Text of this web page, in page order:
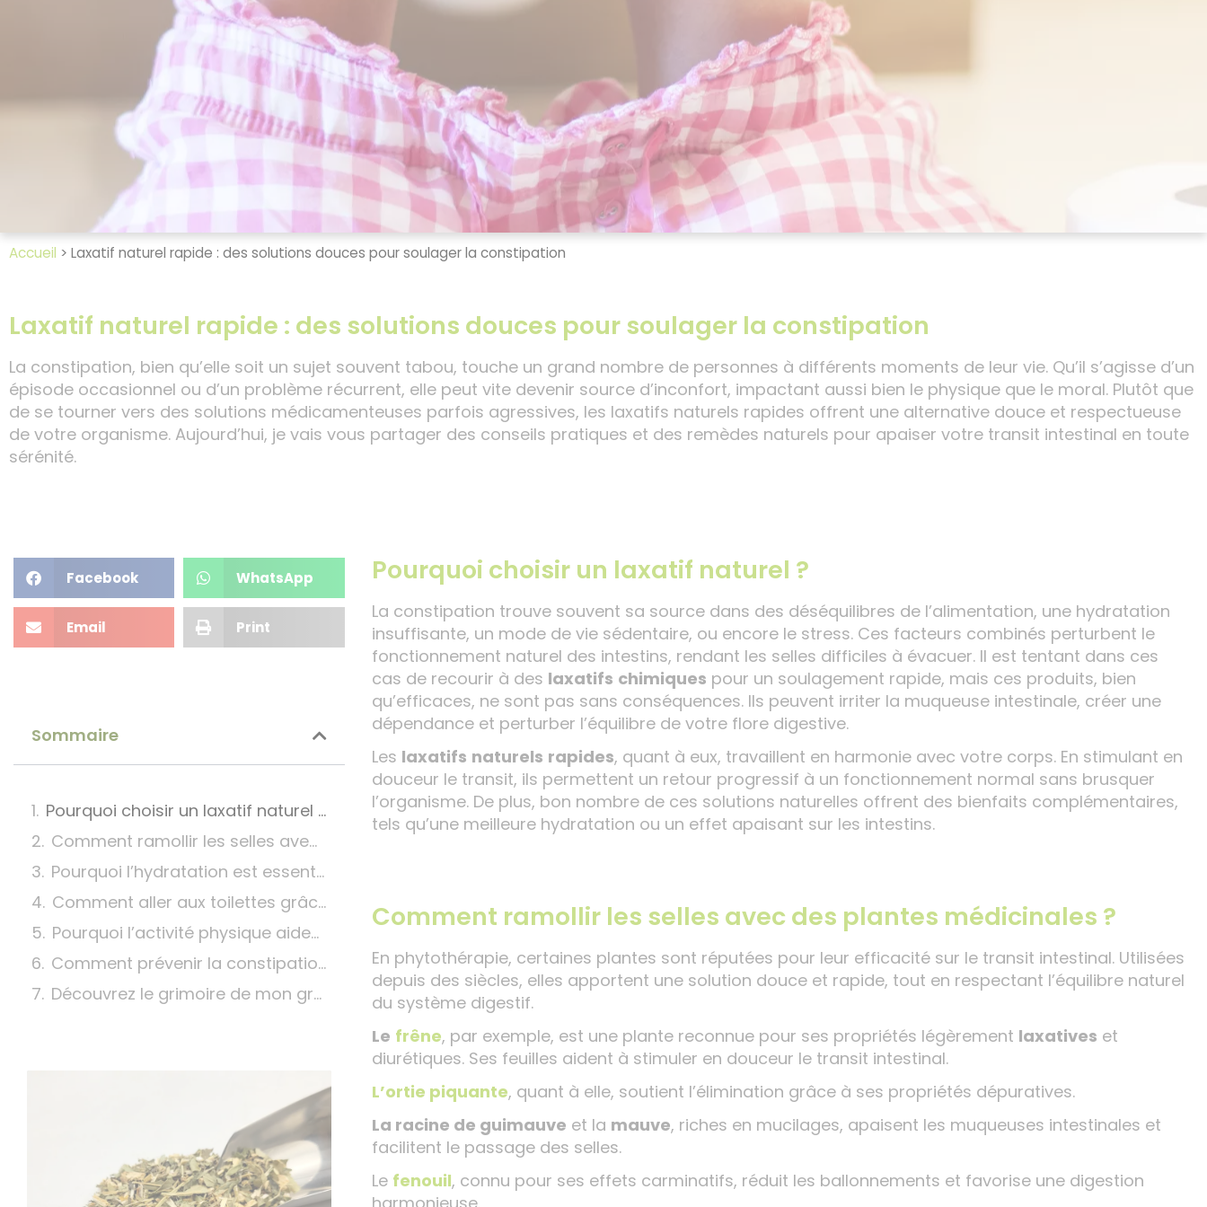
Accueil > Laxatif naturel rapide : des solutions douces pour soulager la constipation
Laxatif naturel rapide : des solutions douces pour soulager la constipation
La constipation, bien qu’elle soit un sujet souvent tabou, touche un grand nombre de personnes à différents moments de leur vie. Qu’il s’agisse d’un
épisode occasionnel ou d’un problème récurrent, elle peut vite devenir source d’inconfort, impactant aussi bien le physique que le moral. Plutôt que
de se tourner vers des solutions médicamenteuses parfois agressives, les laxatifs naturels rapides offrent une alternative douce et respectueuse
de votre organisme. Aujourd’hui, je vais vous partager des conseils pratiques et des remèdes naturels pour apaiser votre transit intestinal en toute
sérénité.
Facebook WhatsApp
Email Print
Sommaire
Pourquoi choisir un laxatif naturel ?
Comment ramollir les selles avec des plantes médicinales ?
Pourquoi l’hydratation est essentielle ?
Comment aller aux toilettes grâce à un remède de grand-mère comme les pruneaux ?
Pourquoi l’activité physique aide-t-elle à déclencher les selles ?
Comment prévenir la constipation avec une hygiène de vie bienveillante ?
Découvrez le grimoire de mon grand-père pour tout savoir sur les plantes, mes recettes et bien plus encore !
Pourquoi choisir un laxatif naturel ?
La constipation trouve souvent sa source dans des déséquilibres de l’alimentation, une hydratation
insuffisante, un mode de vie sédentaire, ou encore le stress. Ces facteurs combinés perturbent le
fonctionnement naturel des intestins, rendant les selles difficiles à évacuer. Il est tentant dans ces
cas de recourir à des laxatifs chimiques pour un soulagement rapide, mais ces produits, bien
qu’efficaces, ne sont pas sans conséquences. Ils peuvent irriter la muqueuse intestinale, créer une
dépendance et perturber l’équilibre de votre flore digestive.
Les laxatifs naturels rapides, quant à eux, travaillent en harmonie avec votre corps. En stimulant en
douceur le transit, ils permettent un retour progressif à un fonctionnement normal sans brusquer
l’organisme. De plus, bon nombre de ces solutions naturelles offrent des bienfaits complémentaires,
tels qu’une meilleure hydratation ou un effet apaisant sur les intestins.
Comment ramollir les selles avec des plantes médicinales ?
En phytothérapie, certaines plantes sont réputées pour leur efficacité sur le transit intestinal. Utilisées
depuis des siècles, elles apportent une solution douce et rapide, tout en respectant l’équilibre naturel
du système digestif.
Le frêne, par exemple, est une plante reconnue pour ses propriétés légèrement laxatives et
diurétiques. Ses feuilles aident à stimuler en douceur le transit intestinal.
L’ortie piquante, quant à elle, soutient l’élimination grâce à ses propriétés dépuratives.
La racine de guimauve et la mauve, riches en mucilages, apaisent les muqueuses intestinales et
facilitent le passage des selles.
Le fenouil, connu pour ses effets carminatifs, réduit les ballonnements et favorise une digestion